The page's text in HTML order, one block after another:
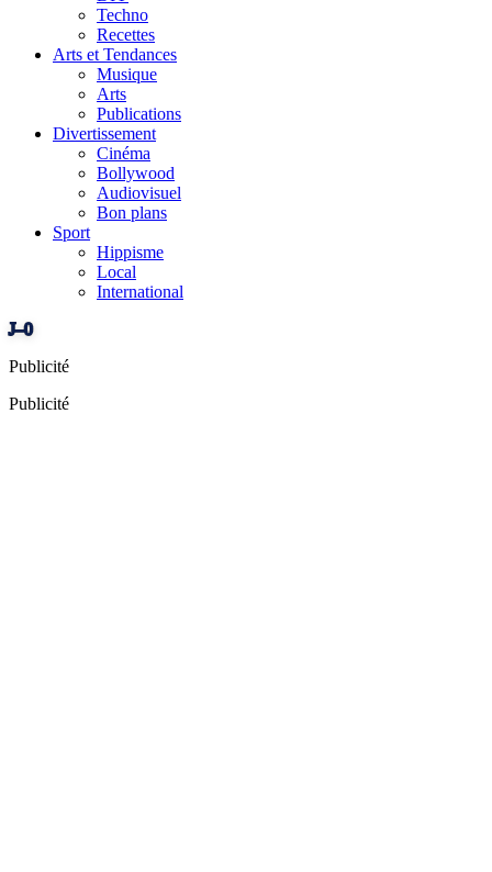
Techno
Recettes
Arts et Tendances
Musique
Arts
Publications
Divertissement
Cinéma
Bollywood
Audiovisuel
Bon plans
Sport
Hippisme
Local
International
J–0
Publicité
Publicité